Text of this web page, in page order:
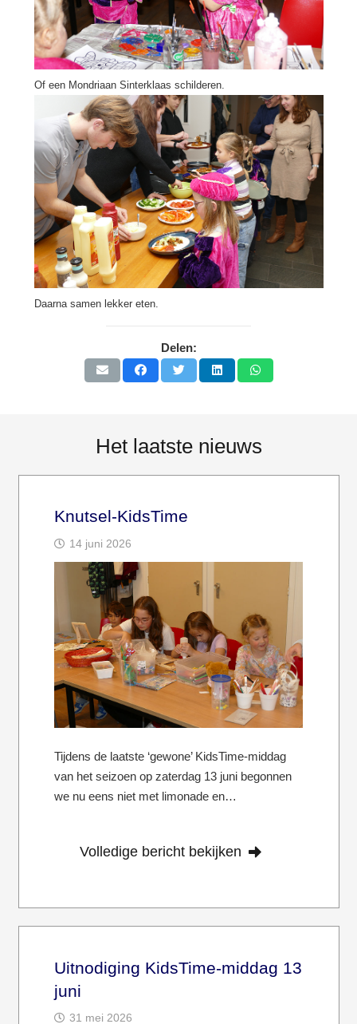
Of een Mondriaan Sinterklaas schilderen.
Daarna samen lekker eten.
Delen:
Het laatste nieuws
Knutsel-KidsTime
14 juni 2026
Tijdens de laatste ‘gewone’ KidsTime-middag
van het seizoen op zaterdag 13 juni begonnen
we nu eens niet met limonade en…
Volledige bericht bekijken
Uitnodiging KidsTime-middag 13
juni
31 mei 2026